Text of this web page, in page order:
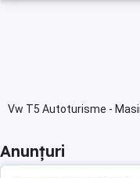
Vw T5 Autoturisme -
Anunțuri